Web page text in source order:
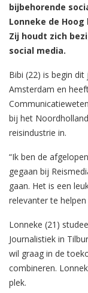
bijbehorende
Lonneke de
Zij houdt zich
social media.
Bibi (22) is begin
Amsterdam en
bij het
reisindustrie in.
“Ik ben de
gegaan bij
gaan. Het is een
relevanter te
Lonneke (21)
Journalistiek in
wil graag in de
combineren.
plek.